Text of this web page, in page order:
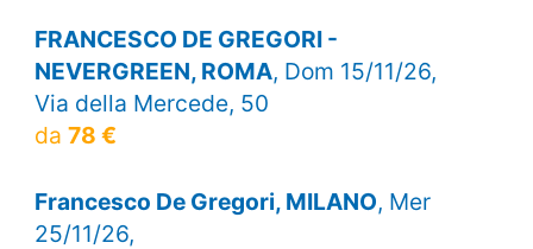
FRANCESCO DE GREGORI -
NEVERGREEN, ROMA, Dom 15/11/26,
Via della Mercede, 50
da 78 €
Francesco De Gregori, MILANO, Mer
25/11/26,